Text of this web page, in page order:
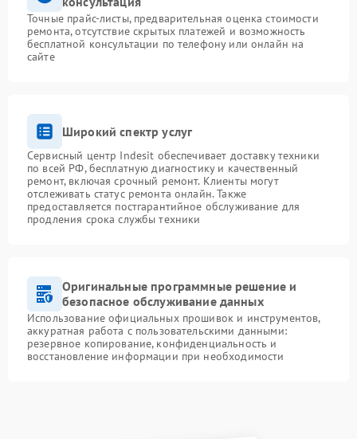
Точные прайс-листы, предварительная оценка стоимости
ремонта, отсутствие скрытых платежей и возможность
бесплатной консультации по телефону или онлайн на
сайте
Широкий спектр услуг
Сервисный центр Indesit обеспечивает доставку техники
по всей РФ, бесплатную диагностику и качественный
ремонт, включая срочный ремонт. Клиенты могут
отслеживать статус ремонта онлайн. Также
предоставляется постгарантийное обслуживание для
продления срока службы техники
Оригинальные программные решение и
безопасное обслуживание данных
Использование официальных прошивок и инструментов,
аккуратная работа с пользовательскими данными:
резервное копирование, конфиденциальность и
восстановление информации при необходимости